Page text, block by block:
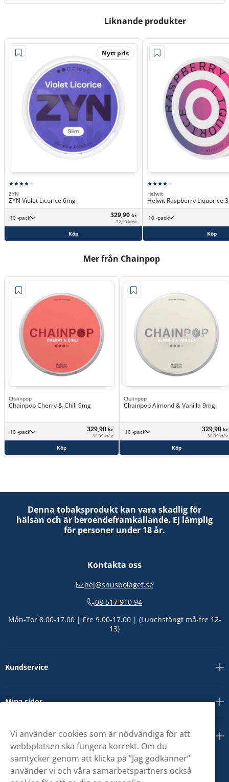
Liknande produkter
Nytt pris
ZYN
ZYN Violet Licorice 6mg
10 -pack 329,90 kr
32,99 kr/st
Köp
Helwit
Helwit Raspberry Liquorice
10 -pack
Köp
Mer från Chainpop
Chainpop
Chainpop Cherry & Chili 9mg
10 -pack 329,90 kr
32,99 kr/st
Köp
Chainpop
Chainpop Almond & Vanilla 9mg
10 -pack 329,90 kr
32,99 kr/st
Köp
Denna tobaksprodukt kan vara skadlig för
hälsan och är beroendeframkallande. Ej lämplig
för personer under 18 år.
Kontakta oss
hej@snusbolaget.se
08 517 910 94
Mån-Tor 8.00-17.00 | Fre 9.00-17.00 | (Lunchstängt må-fre 12-
13)
Kundservice
Mina sidor
Om oss
Vi använder cookies som är nödvändiga för att
webbplatsen ska fungera korrekt. Om du
samtycker genom att klicka på ”Jag godkänner”
använder vi och våra samarbetspartners också